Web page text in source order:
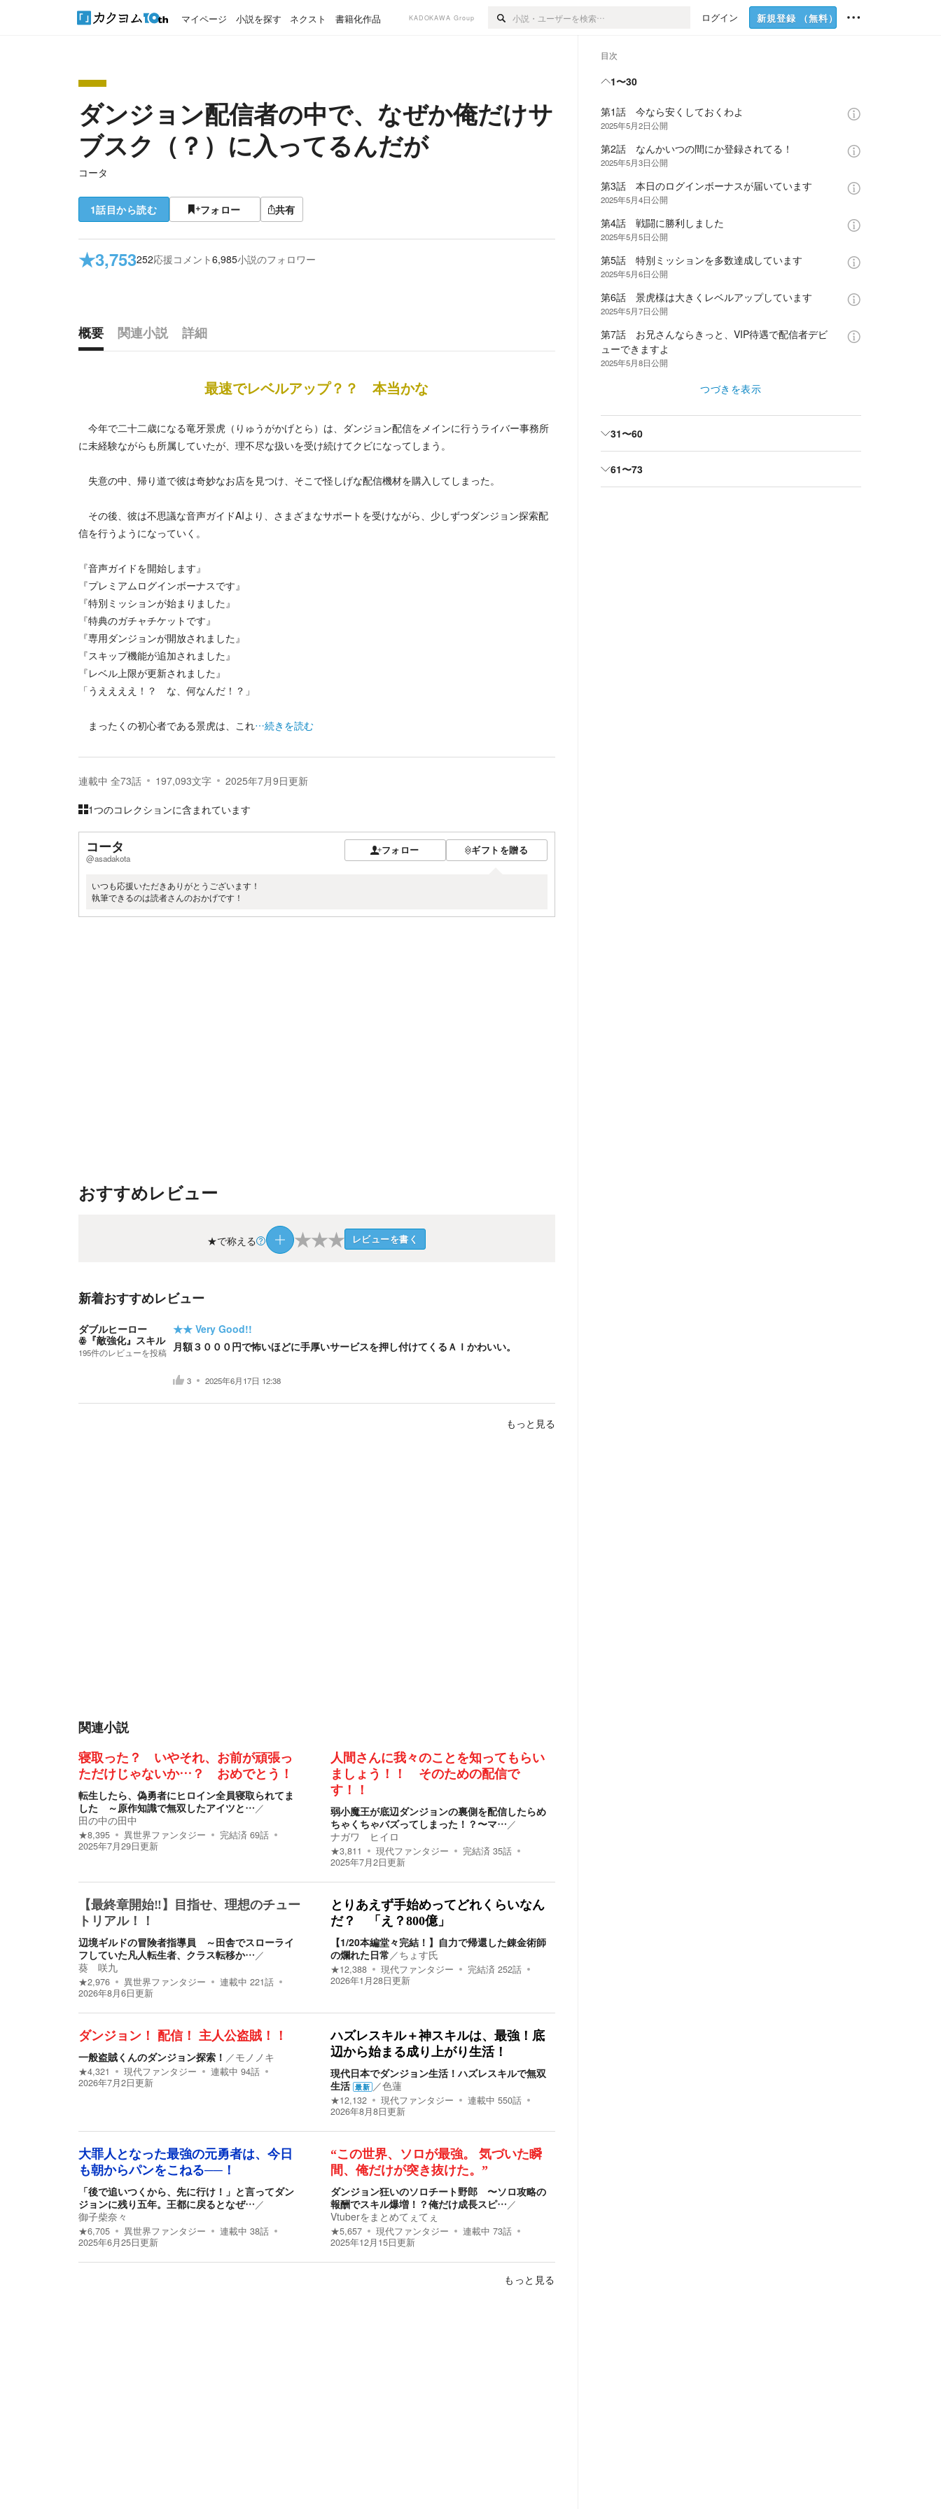
マイページ 小説を探す ネクスト 書籍化作品 KADOKAWA Group ログイン 新規登録 （無料）
ダンジョン配信者の中で、なぜか俺だけサ
ブスク（？）に入ってるんだが
コータ
1話目から読む フォロー 共有
★3,753252応援コメント6,985小説のフォロワー
概要 関連小説
詳細
最速でレベルアップ？？ 本当かな
今年で二十二歳になる竜牙景虎（りゅうがかげとら）は、ダンジョン配信をメインに行うライバー事務所
に未経験ながらも所属していたが、理不尽な扱いを受け続けてクビになってしまう。
失意の中、帰り道で彼は奇妙なお店を見つけ、そこで怪しげな配信機材を購入してしまった。
その後、彼は不思議な音声ガイドAIより、さまざまなサポートを受けながら、少しずつダンジョン探索配
信を行うようになっていく。
『音声ガイドを開始します』
『プレミアムログインボーナスです』
『特別ミッションが始まりました』
『特典のガチャチケットです』
『専用ダンジョンが開放されました』
『スキップ機能が追加されました』
『レベル上限が更新されました』
「うええええ！？ な、何なんだ！？」
まったくの初心者である景虎は、これ…続きを読む
連載中 全73話 197,093文字 2025年7月9日更新
1つのコレクションに含まれています
コータ
@asadakota
フォロー ギフトを贈る
いつも応援いただきありがとうございます！
執筆できるのは読者さんのおかげです！
おすすめレビュー
★で称える ★★★ レビューを書く
新着おすすめレビュー
ダブルヒーロー
ꙮ『敵強化』スキル
195件のレビューを投稿
★★ Very Good!!
月額３０００円で怖いほどに手厚いサービスを押し付けてくるＡＩかわいい。
3 2025年6月17日 12:38
もっと見る
関連小説
寝取った？ いやそれ、お前が頑張っ
ただけじゃないか…？ おめでとう！
転生したら、偽勇者にヒロイン全員寝取られてま
した ～原作知識で無双したアイツと…／
田の中の田中
★8,395 異世界ファンタジー 完結済 69話
2025年7月29日更新
人間さんに我々のことを知ってもらい
ましょう！！ そのための配信で
す！！
弱小魔王が底辺ダンジョンの裏側を配信したらめ
ちゃくちゃバズってしまった！？〜マ…／
ナガワ ヒイロ
★3,811 現代ファンタジー 完結済 35話
2025年7月2日更新
【最終章開始‼︎】目指せ、理想のチュー
トリアル！！
辺境ギルドの冒険者指導員 ～田舎でスローライ
フしていた凡人転生者、クラス転移か…／
葵 咲九
★2,976 異世界ファンタジー 連載中 221話
2026年8月6日更新
とりあえず手始めってどれくらいなん
だ？ 「え？800億」
【1/20本編堂々完結！】自力で帰還した錬金術師
の爛れた日常／ちょす氏
★12,388 現代ファンタジー 完結済 252話
2026年1月28日更新
ダンジョン！ 配信！ 主人公盗賊！！
一般盗賊くんのダンジョン探索！ ／モノノキ
★4,321 現代ファンタジー 連載中 94話
2026年7月2日更新
ハズレスキル＋神スキルは、最強！底
辺から始まる成り上がり生活！
現代日本でダンジョン生活！ハズレスキルで無双
生活 最新 ／色蓮
★12,132 現代ファンタジー 連載中 550話
2026年8月8日更新
大罪人となった最強の元勇者は、今日
も朝からパンをこねる──！
「後で追いつくから、先に行け！」と言ってダン
ジョンに残り五年。王都に戻るとなぜ…／
御子柴奈々
★6,705 異世界ファンタジー 連載中 38話
2025年6月25日更新
“この世界、ソロが最強。 気づいた瞬
間、俺だけが突き抜けた。”
ダンジョン狂いのソロチート野郎 〜ソロ攻略の
報酬でスキル爆増！？俺だけ成長スピ…／
Vtuberをまとめてぇてぇ
★5,657 現代ファンタジー 連載中 73話
2025年12月15日更新
もっと見る
目次
1〜30
第1話 今なら安くしておくわよ
2025年5月2日公開
第2話 なんかいつの間にか登録されてる！
2025年5月3日公開
第3話 本日のログインボーナスが届いています
2025年5月4日公開
第4話 戦闘に勝利しました
2025年5月5日公開
第5話 特別ミッションを多数達成しています
2025年5月6日公開
第6話 景虎様は大きくレベルアップしています
2025年5月7日公開
第7話 お兄さんならきっと、VIP待遇で配信者デビ
ューできますよ
2025年5月8日公開
つづきを表示
31〜60
61〜73